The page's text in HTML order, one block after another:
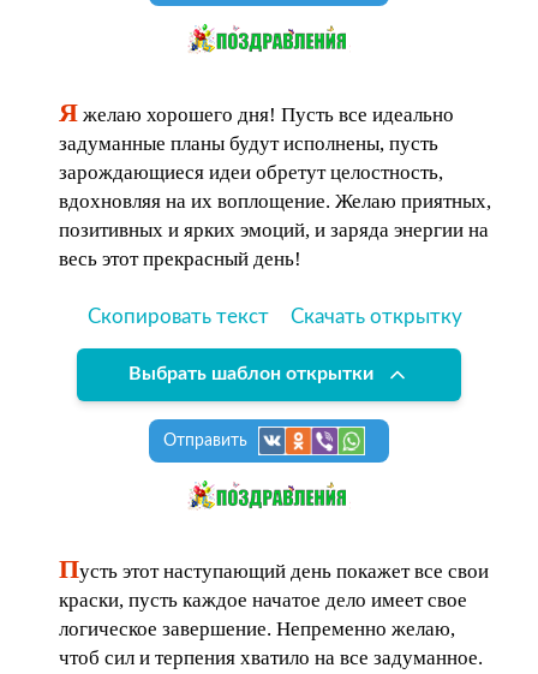
Я желаю хорошего дня! Пусть все идеально
задуманные планы будут исполнены, пусть
зарождающиеся идеи обретут целостность,
вдохновляя на их воплощение. Желаю приятных,
позитивных и ярких эмоций, и заряда энергии на
весь этот прекрасный день!
Скопировать текст Скачать открытку
Выбрать шаблон открытки
Отправить
Пусть этот наступающий день покажет все свои
краски, пусть каждое начатое дело имеет свое
логическое завершение. Непременно желаю,
чтоб сил и терпения хватило на все задуманное.